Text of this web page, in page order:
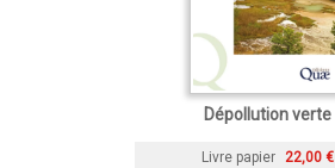
Dépollution verte
Livre papier 22,00 €